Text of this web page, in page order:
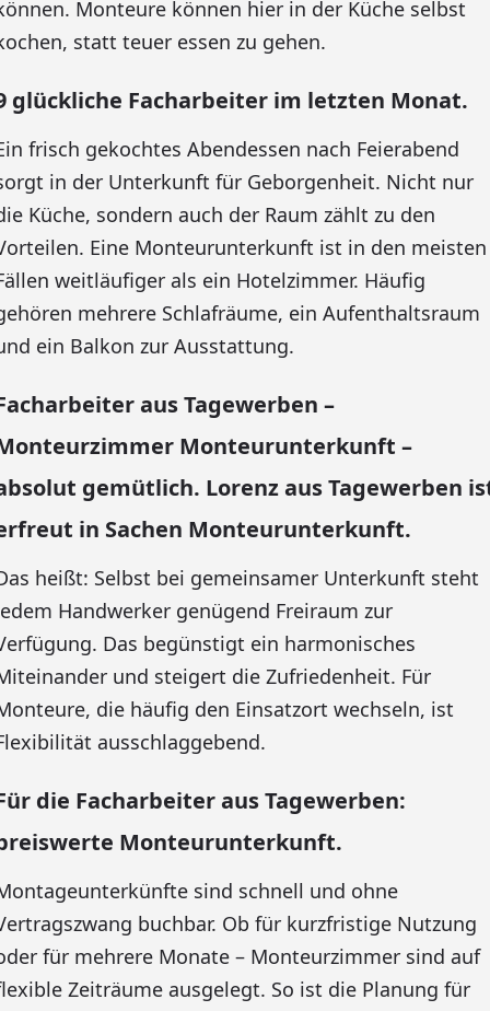
Monteure können hier in der Küche selbst
statt teuer essen zu gehen.
glückliche Facharbeiter im letzten Monat.
frisch gekochtes Abendessen nach Feierabend
in der Unterkunft für Geborgenheit. Nicht nur
Küche, sondern auch der Raum zählt zu den
Eine Monteurunterkunft ist in den meisten
weitläufiger als ein Hotelzimmer. Häufig
mehrere Schlafräume, ein Aufenthaltsraum
ein Balkon zur Ausstattung.
aus Tagewerben –
Monteurunterkunft –
gemütlich. Lorenz aus Tagewerben
in Sachen Monteurunterkunft.
heißt: Selbst bei gemeinsamer Unterkunft steht
Handwerker genügend Freiraum zur
Das begünstigt ein harmonisches
und steigert die Zufriedenheit. Für
die häufig den Einsatzort wechseln, ist
ausschlaggebend.
die Facharbeiter aus Tagewerben:
Monteurunterkunft.
sind schnell und ohne
buchbar. Ob für kurzfristige Nutzung
für mehrere Monate – Monteurzimmer sind auf
Zeiträume ausgelegt. So ist die Planung für